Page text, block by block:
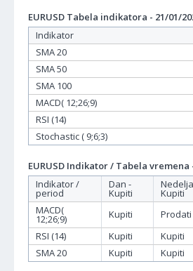
EURUSD Tabela indikatora - 21/01/
Indikator
SMA 20
SMA 50
SMA 100
MACD( 12;26;9)
RSI (14)
Stochastic ( 9;6;3)
EURUSD Indikator / Tabela vremena
Indikator /
period
Dan -
Kupiti Kupiti
MACD(
12;26;9) Kupiti Prodati
RSI (14)
Kupiti Kupiti
SMA 20
Kupiti Kupiti